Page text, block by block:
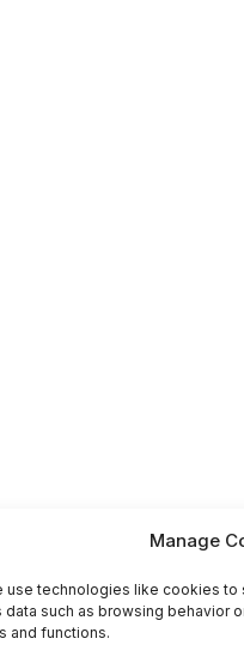
Manage
technologies like cookies
such as browsing behavior
and functions.